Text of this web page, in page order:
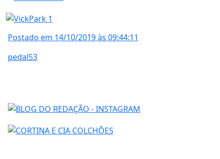
Postado em 14/10/2019 às 09:44:11
pedal53